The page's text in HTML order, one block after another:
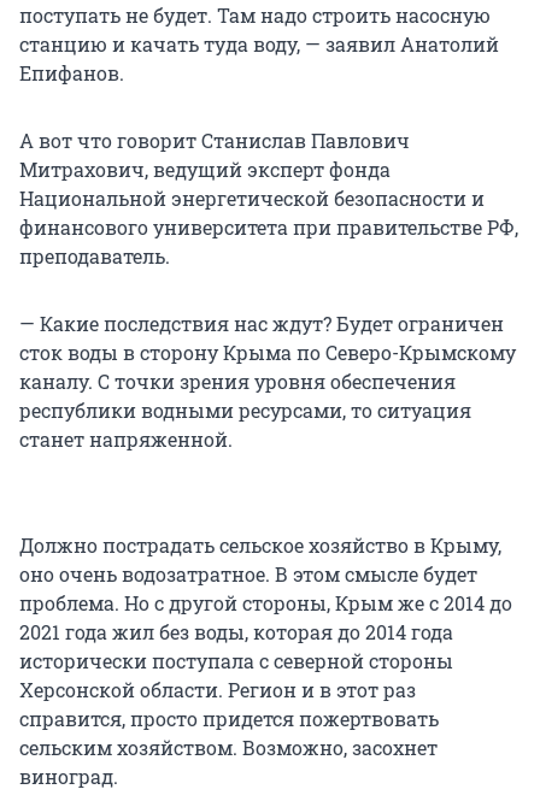
поступать не будет. Там надо строить насосную
станцию и качать туда воду, — заявил Анатолий
Епифанов.
А вот что говорит Станислав Павлович
Митрахович, ведущий эксперт фонда
Национальной энергетической безопасности и
финансового университета при правительстве РФ,
преподаватель.
— Какие последствия нас ждут? Будет ограничен
сток воды в сторону Крыма по Северо-Крымскому
каналу. С точки зрения уровня обеспечения
республики водными ресурсами, то ситуация
станет напряженной.
Должно пострадать сельское хозяйство в Крыму,
оно очень водозатратное. В этом смысле будет
проблема. Но с другой стороны, Крым же с 2014 до
2021 года жил без воды, которая до 2014 года
исторически поступала с северной стороны
Херсонской области. Регион и в этот раз
справится, просто придется пожертвовать
сельским хозяйством. Возможно, засохнет
виноград.